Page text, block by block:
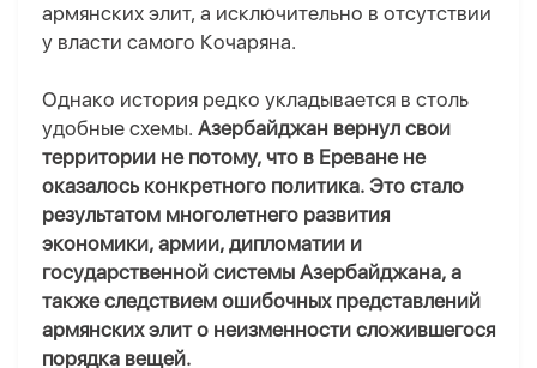
армянских элит, а исключительно в отсутствии
у власти самого Кочаряна.
Однако история редко укладывается в столь
удобные схемы. Азербайджан вернул свои
территории не потому, что в Ереване не
оказалось конкретного политика. Это стало
результатом многолетнего развития
экономики, армии, дипломатии и
государственной системы Азербайджана, а
также следствием ошибочных представлений
армянских элит о неизменности сложившегося
порядка вещей.